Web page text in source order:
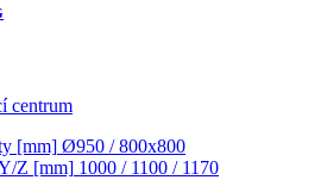
centrum
[mm] Ø950 / 800x800
Z [mm] 1000 / 1100 / 1170